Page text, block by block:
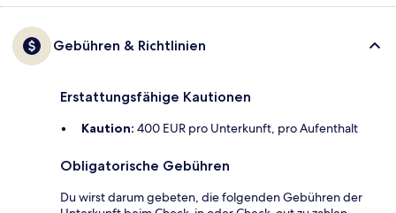
Gebühren & Richtlinien
Erstattungsfähige Kautionen
Kaution: 400 EUR pro Unterkunft, pro Aufenthalt
Obligatorische Gebühren
Du wirst darum gebeten, die folgenden Gebühren der